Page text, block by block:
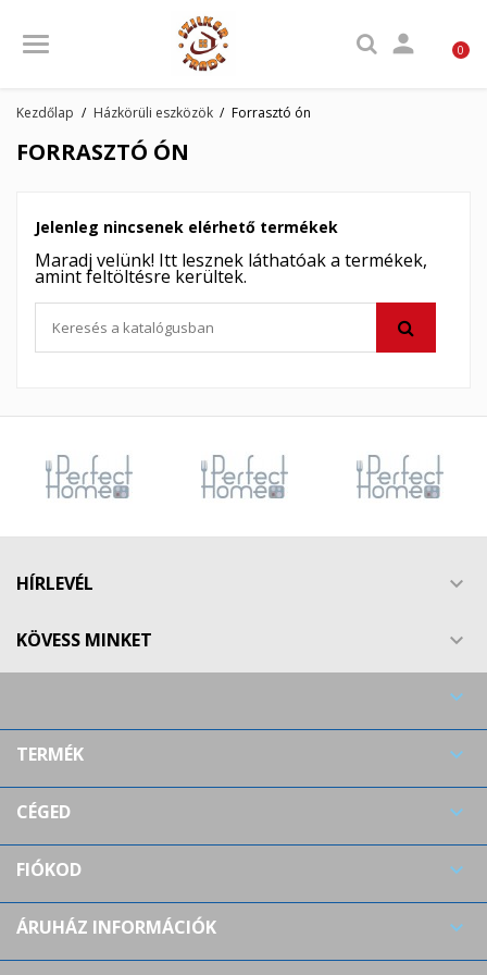
 0
Kezdőlap Házkörüli eszközök Forrasztó ón
FORRASZTÓ ÓN
Jelenleg nincsenek elérhető termékek
Maradj velünk! Itt lesznek láthatóak a termékek,
amint feltöltésre kerültek.
HÍRLEVÉL 
KÖVESS MINKET 

TERMÉK 
CÉGED 
FIÓKOD 
ÁRUHÁZ INFORMÁCIÓK 
My wishlists ×
((modalTitle)) ×
((confirmMessage))
Kívánságlista neve
Be kell jelentkezned a termékek kívánságlistába történő
mentéséhez.